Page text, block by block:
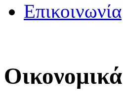
Επικοινωνία